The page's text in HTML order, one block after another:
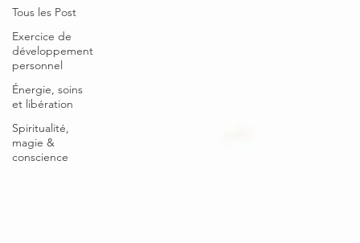
Tous les Post
Exercice de
développement
personnel
Énergie, soins
et libération
Spiritualité,
magie &
conscience